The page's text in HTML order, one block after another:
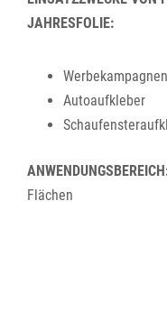
JAHRESFOLIE:
Werbekampagnen
Autoaufkleber
Flächen